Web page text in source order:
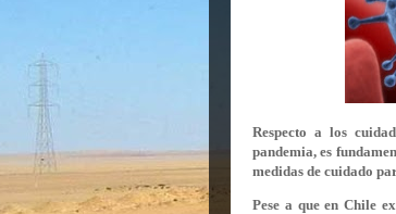
Respecto a los
pandemia, es
medidas de cuidado
Pese a que en Chile